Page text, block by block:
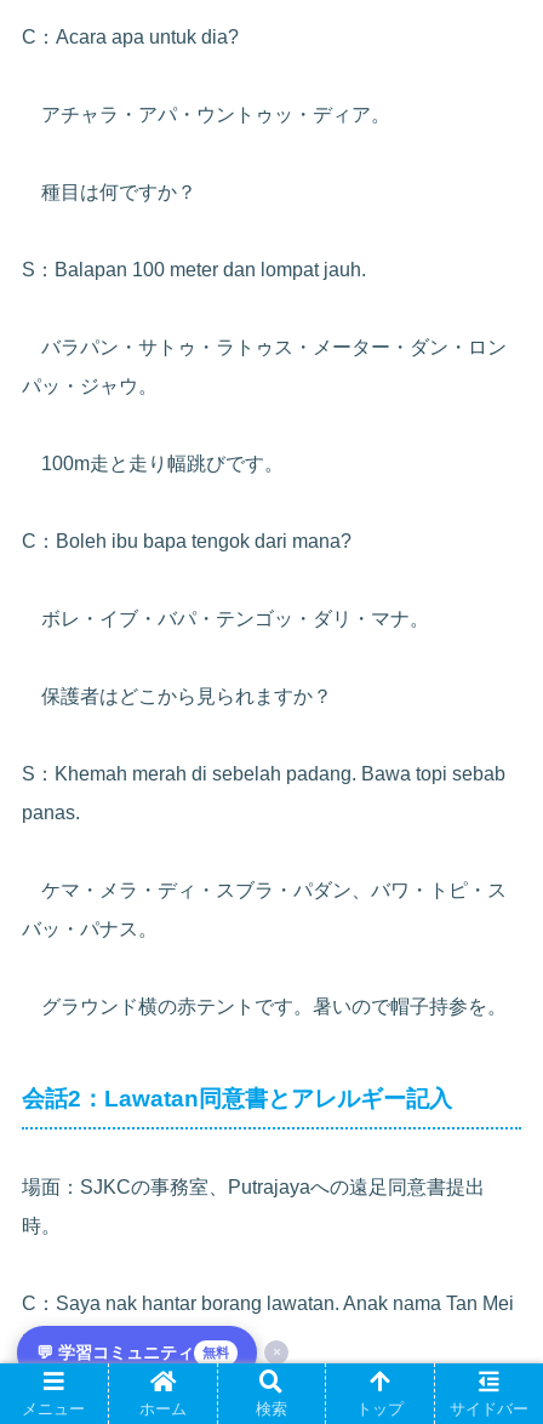
C：Acara apa untuk dia?
アチャラ・アパ・ウントゥッ・ディア。
種目は何ですか？
S：Balapan 100 meter dan lompat jauh.
バラパン・サトゥ・ラトゥス・メーター・ダン・ロン
パッ・ジャウ。
100m走と走り幅跳びです。
C：Boleh ibu bapa tengok dari mana?
ボレ・イブ・バパ・テンゴッ・ダリ・マナ。
保護者はどこから見られますか？
S：Khemah merah di sebelah padang. Bawa topi sebab
panas.
ケマ・メラ・ディ・スブラ・パダン、バワ・トピ・ス
バッ・パナス。
グラウンド横の赤テントです。暑いので帽子持参を。
会話2：Lawatan同意書とアレルギー記入
場面：SJKCの事務室、Putrajayaへの遠足同意書提出
時。
C：Saya nak hantar borang lawatan. Anak nama Tan Mei
Ling, Tahun 2.
💬 学習コミュニティ 無料 ×
メニュー ホーム 検索 トップ サイドバー